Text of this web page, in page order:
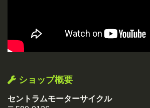
ショップ概要
セントラムモーターサイクル